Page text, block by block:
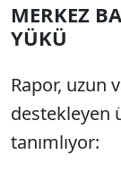
MERKEZ
YÜKÜ
Rapor, uzun
destekleyen
tanımlıyor: